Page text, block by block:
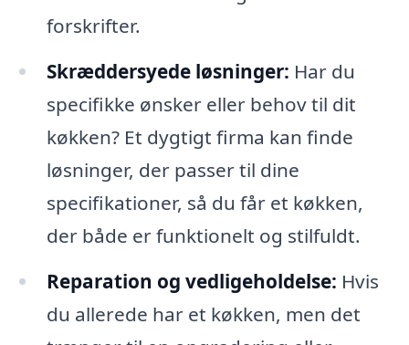
forskrifter.
Skræddersyede løsninger: Har du
specifikke ønsker eller behov til dit
køkken? Et dygtigt firma kan finde
løsninger, der passer til dine
specifikationer, så du får et køkken,
der både er funktionelt og stilfuldt.
Reparation og vedligeholdelse: Hvis
du allerede har et køkken, men det